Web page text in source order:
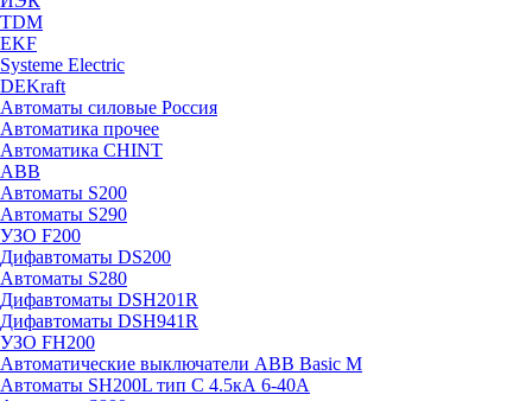
TDM
EKF
Systeme Electric
DEKraft
Автоматы силовые Россия
Автоматика прочее
Автоматика CHINT
ABB
Автоматы S200
Автоматы S290
УЗО F200
Дифавтоматы DS200
Автоматы S280
Дифавтоматы DSH201R
Дифавтоматы DSH941R
УЗО FH200
Автоматические выключатели ABB Basic M
Автоматы SH200L тип С 4.5кА 6-40А